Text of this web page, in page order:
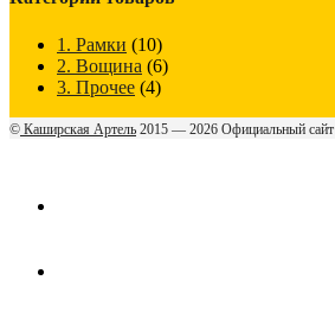
1. Рамки (10)
2. Вощина (6)
3. Прочее (4)
© Каширская Артель 2015 — 2026 Официальный сайт